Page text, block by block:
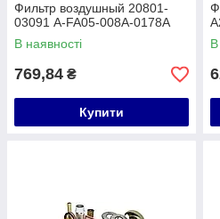
Фильтр воздушный 20801-
03091 A-FA05-008A-0178A
В наявності
769,84 ₴
Купити
В